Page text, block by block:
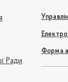
Форма
Ради